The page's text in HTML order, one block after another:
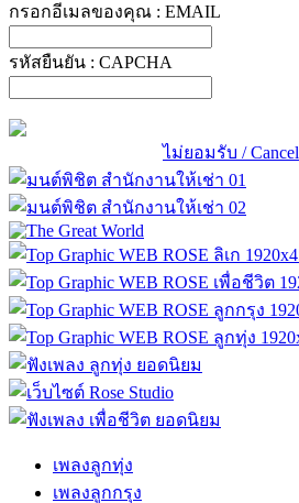
กรอกอีเมลของคุณ : EMAIL
รหัสยืนยัน : CAPCHA
ไม่ยอมรับ / Cancel
เพลงลูกทุ่ง
เพลงลูกกรุง